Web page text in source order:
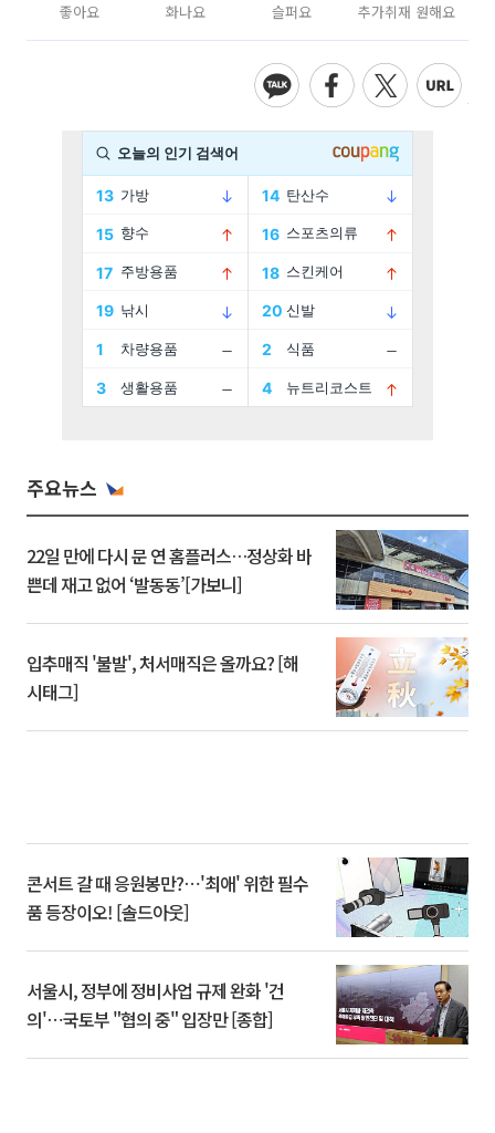
좋아요 화나요 슬퍼요 추가취재 원해요
주요뉴스
22일 만에 다시 문 연 홈플러스…정상화 바
쁜데 재고 없어 ‘발동동’[가보니]
입추매직 '불발', 처서매직은 올까요? [해
시태그]
콘서트 갈 때 응원봉만?⋯'최애' 위한 필수
품 등장이오! [솔드아웃]
서울시, 정부에 정비사업 규제 완화 '건
의'⋯국토부 "협의 중" 입장만 [종합]